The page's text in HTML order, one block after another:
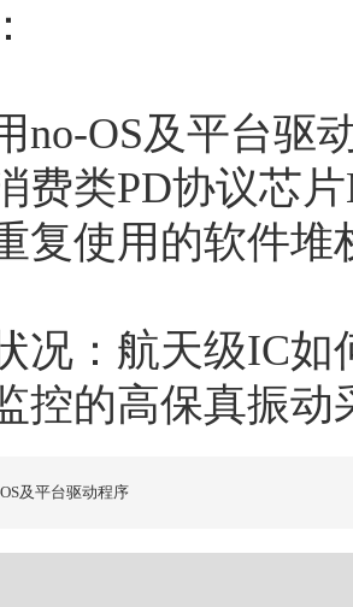
no-OS及平台驱
费类PD协议芯片
复使用的软件
况：航天级IC如
控的高保真振动
及平台驱动程序